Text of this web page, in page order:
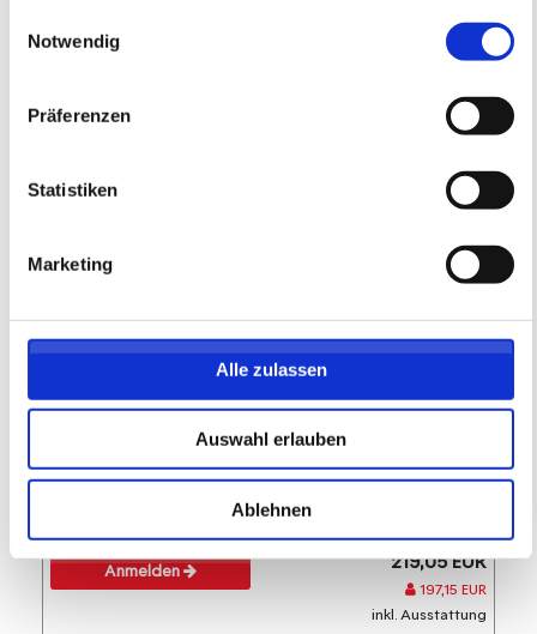
Notwendig
Präferenzen
Statistiken
Marketing
Alle zulassen
Auswahl erlauben
Ablehnen
05ER Fußballschule
Feriencamp WFC
05.10.2026 bis 09.10.2026 (5 Tage)
Anmeldeschluss 28. September 2026, 09:30 Uhr
Anmelden 219,05 EUR
197,15 EUR
inkl. Ausstattung